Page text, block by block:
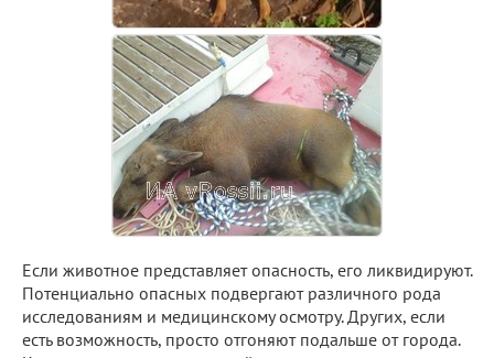
Если животное представляет опасность, его ликвидируют.
Потенциально опасных подвергают различного рода
исследованиям и медицинскому осмотру. Других, если
есть возможность, просто отгоняют подальше от города.